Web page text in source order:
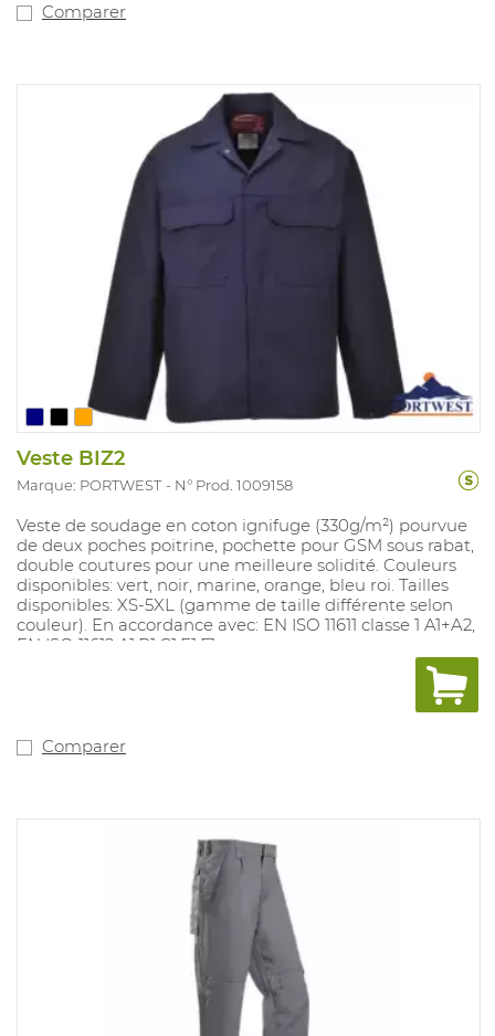
Comparer
Veste BIZ2
Marque: PORTWEST N° Prod. 1009158
Veste de soudage en coton ignifuge (330g/m²) pourvue
de deux poches poitrine, pochette pour GSM sous rabat,
double coutures pour une meilleure solidité. Couleurs
disponibles: vert, noir, marine, orange, bleu roi. Tailles
disponibles: XS-5XL (gamme de taille différente selon
couleur). En accordance avec: EN ISO 11611 classe 1 A1+A2,
EN ISO 11612 A1.B1.C1.E1.F1
Comparer